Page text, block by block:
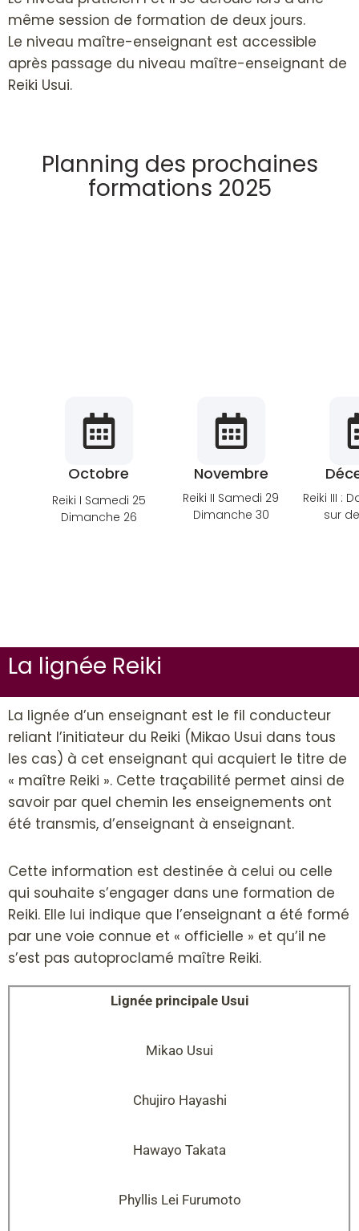
même session de formation de deux jours.
Le niveau maître-enseignant est accessible
après passage du niveau maître-enseignant de
Reiki Usui.
Planning des prochaines
formations 2025
Octobre
Reiki I Samedi 25
Dimanche 26
Novembre
Reiki II Samedi 29
Dimanche 30
Reiki III :
sur
La lignée Reiki
La lignée d’un enseignant est le fil conducteur
reliant l’initiateur du Reiki (Mikao Usui dans tous
les cas) à cet enseignant qui acquiert le titre de
« maître Reiki ». Cette traçabilité permet ainsi de
savoir par quel chemin les enseignements ont
été transmis, d’enseignant à enseignant.
Cette information est destinée à celui ou celle
qui souhaite s’engager dans une formation de
Reiki. Elle lui indique que l’enseignant a été formé
par une voie connue et « officielle » et qu’il ne
s’est pas autoproclamé maître Reiki.
Lignée principale Usui
Mikao Usui
Chujiro Hayashi
Hawayo Takata
Phyllis Lei Furumoto